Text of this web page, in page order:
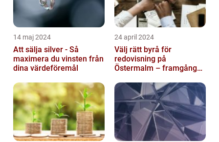
14 maj 2024
Att sälja silver - Så
maximera du vinsten från
dina värdeföremål
24 april 2024
Välj rätt byrå för
redovisning på
Östermalm – framgång